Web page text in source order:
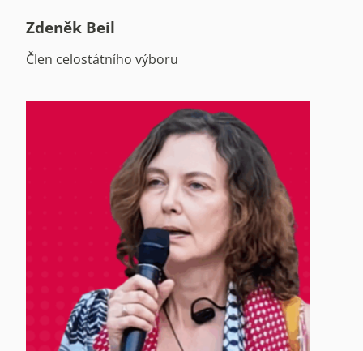
Zdeněk Beil
Člen celostátního výboru